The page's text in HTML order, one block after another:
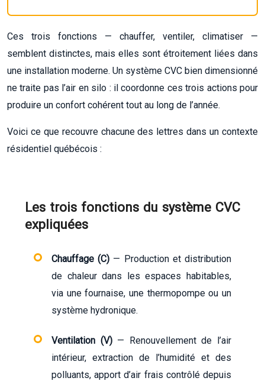
Ces trois fonctions — chauffer, ventiler, climatiser —
semblent distinctes, mais elles sont étroitement liées dans
une installation moderne. Un système CVC bien dimensionné
ne traite pas l’air en silo : il coordonne ces trois actions pour
produire un confort cohérent tout au long de l’année.
Voici ce que recouvre chacune des lettres dans un contexte
résidentiel québécois :
Les trois fonctions du système CVC
expliquées
Chauffage (C) — Production et distribution
de chaleur dans les espaces habitables,
via une fournaise, une thermopompe ou un
système hydronique.
Ventilation (V)— Renouvellement de l’air
intérieur, extraction de l’humidité et des
polluants, apport d’air frais contrôlé depuis